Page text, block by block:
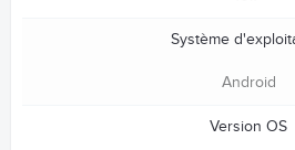
Système
Android
Version OS